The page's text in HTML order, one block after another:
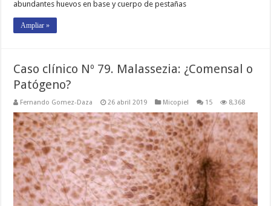
abundantes huevos en base y cuerpo de pestañas
Ampliar »
Caso clínico Nº 79. Malassezia: ¿Comensal o
Patógeno?
Fernando Gomez-Daza 26 abril 2019 Micopiel 15 8,368